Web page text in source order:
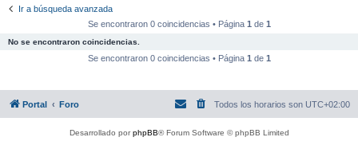
Ir a búsqueda avanzada
Se encontraron 0 coincidencias • Página 1 de 1
No se encontraron coincidencias.
Se encontraron 0 coincidencias • Página 1 de 1
Portal Foro Todos los horarios son UTC+02:00
Desarrollado porphpBB® Forum Software © phpBB Limited